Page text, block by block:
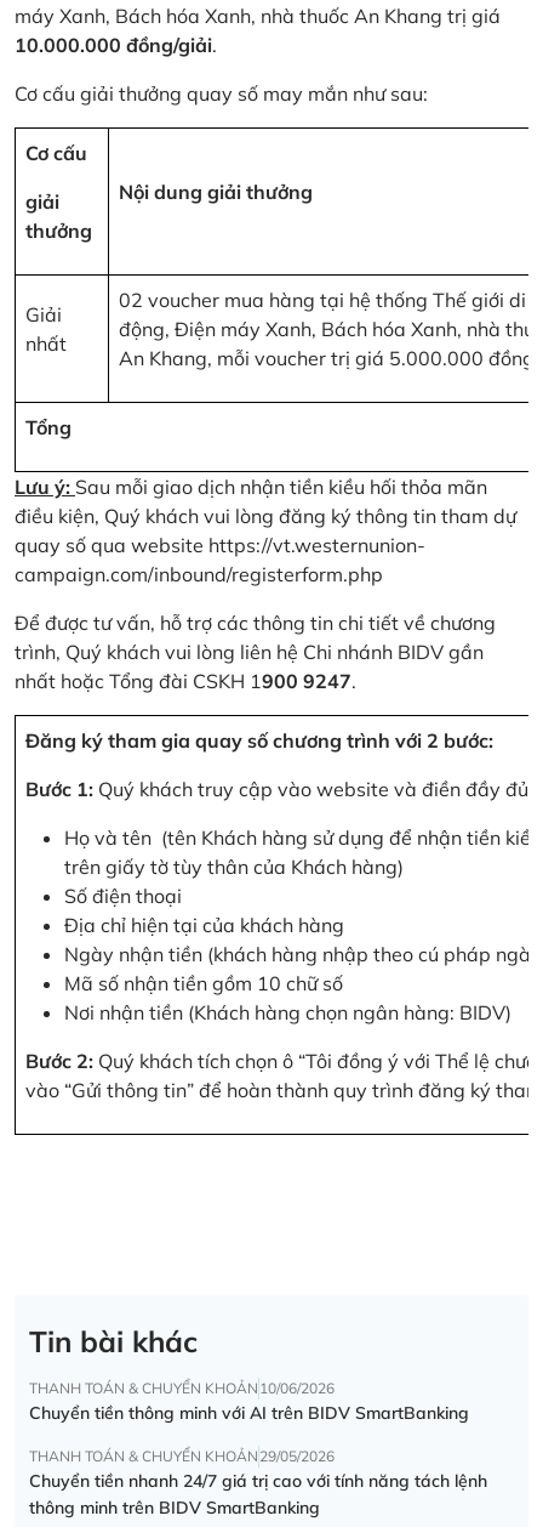
máy Xanh, Bách hóa Xanh, nhà thuốc An Khang trị giá
10.000.000 đồng/giải.
Cơ cấu giải thưởng quay số may mắn như sau:
Cơ cấu
giải
thưởng
Nội dung giải thưởng
Giải
nhất
02 voucher mua hàng tại hệ thống Thế giới di
động, Điện máy Xanh, Bách hóa Xanh, nhà
An Khang, mỗi voucher trị giá 5.000.000 đồng
Tổng
Lưu ý: Sau mỗi giao dịch nhận tiền kiều hối thỏa mãn
điều kiện, Quý khách vui lòng đăng ký thông tin tham dự
quay số qua website https://vt.westernunion-
campaign.com/inbound/registerform.php
Để được tư vấn, hỗ trợ các thông tin chi tiết về chương
trình, Quý khách vui lòng liên hệ Chi nhánh BIDV gần
nhất hoặc Tổng đài CSKH 1900 9247.
Đăng ký tham gia quay số chương trình với 2 bước:
Bước 1: Quý khách truy cập vào website và điền đầy đủ
Họ và tên (tên Khách hàng sử dụng để nhận tiền
trên giấy tờ tùy thân của Khách hàng)
Số điện thoại
Địa chỉ hiện tại của khách hàng
Ngày nhận tiền (khách hàng nhập theo cú pháp
Mã số nhận tiền gồm 10 chữ số
Nơi nhận tiền (Khách hàng chọn ngân hàng: BIDV)
Bước 2: Quý khách tích chọn ô “Tôi đồng ý với Thể lệ
vào “Gửi thông tin” để hoàn thành quy trình đăng ký
Tin bài khác
THANH TOÁN & CHUYỂN KHOẢN 10/06/2026
Chuyển tiền thông minh với AI trên BIDV SmartBanking
THANH TOÁN & CHUYỂN KHOẢN 29/05/2026
Chuyển tiền nhanh 24/7 giá trị cao với tính năng tách lệnh
thông minh trên BIDV SmartBanking